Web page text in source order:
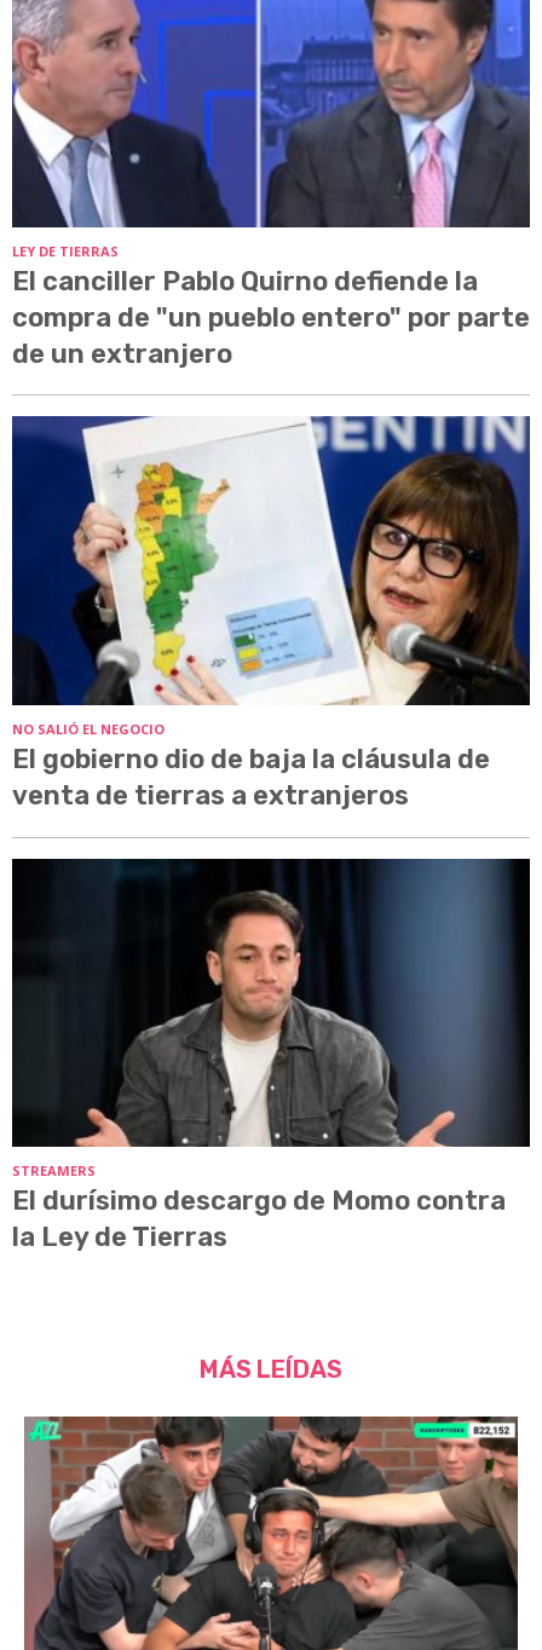
LEY DE TIERRAS
El canciller Pablo Quirno defiende la
compra de "un pueblo entero" por parte
de un extranjero
NO SALIÓ EL NEGOCIO
El gobierno dio de baja la cláusula de
venta de tierras a extranjeros
STREAMERS
El durísimo descargo de Momo contra
la Ley de Tierras
MÁS LEÍDAS